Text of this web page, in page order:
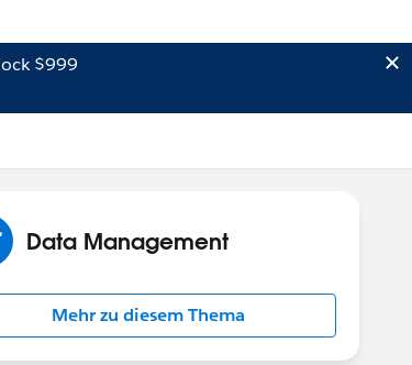
$999
Data Management
Mehr zu diesem Thema